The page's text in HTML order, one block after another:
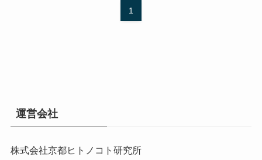
1
運営会社
株式会社京都ヒトノコト研究所